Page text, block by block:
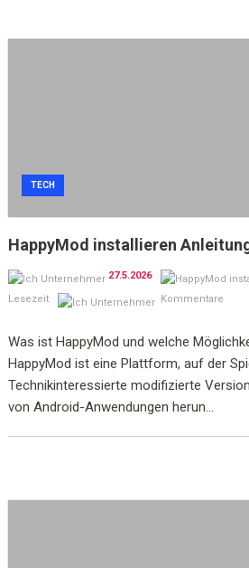
TECH
HappyMod installieren
27.5.2026
Lesezeit
Kommentare
Was ist HappyMod und welche
HappyMod ist eine Plattform, auf der
Technikinteressierte modifizierte
von Android-Anwendungen herun...